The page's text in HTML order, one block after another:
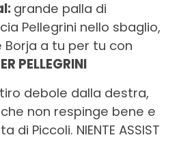
grande palla di
Pellegrini nello sbaglio,
a tu per tu con
PELLEGRINI
tiro debole dalla destra,
non respinge bene e
Piccoli. NIENTE ASSIST